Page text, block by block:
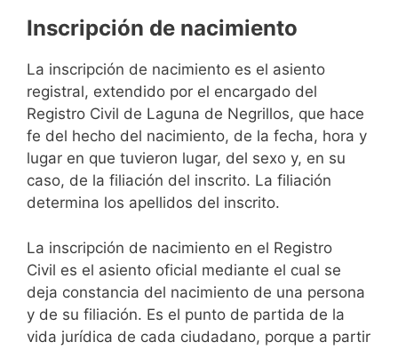
Inscripción de nacimiento
La inscripción de nacimiento es el asiento
registral, extendido por el encargado del
Registro Civil de Laguna de Negrillos, que hace
fe del hecho del nacimiento, de la fecha, hora y
lugar en que tuvieron lugar, del sexo y, en su
caso, de la filiación del inscrito. La filiación
determina los apellidos del inscrito.
La inscripción de nacimiento en el Registro
Civil es el asiento oficial mediante el cual se
deja constancia del nacimiento de una persona
y de su filiación. Es el punto de partida de la
vida jurídica de cada ciudadano, porque a partir